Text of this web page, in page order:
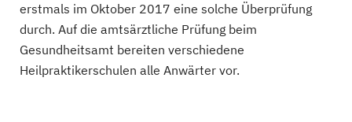
erstmals im Oktober 2017 eine solche Überprüfung
durch. Auf die amtsärztliche Prüfung beim
Gesundheitsamt bereiten verschiedene
Heilpraktikerschulen alle Anwärter vor.